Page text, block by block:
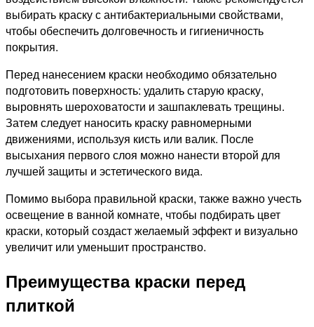
выбирать краску с антибактериальными свойствами,
чтобы обеспечить долговечность и гигиеничность
покрытия.
Перед нанесением краски необходимо обязательно
подготовить поверхность: удалить старую краску,
выровнять шероховатости и зашпаклевать трещины.
Затем следует наносить краску равномерными
движениями, используя кисть или валик. После
высыхания первого слоя можно нанести второй для
лучшей защиты и эстетического вида.
Помимо выбора правильной краски, также важно учесть
освещение в ванной комнате, чтобы подбирать цвет
краски, который создаст желаемый эффект и визуально
увеличит или уменьшит пространство.
Преимущества краски перед
плиткой